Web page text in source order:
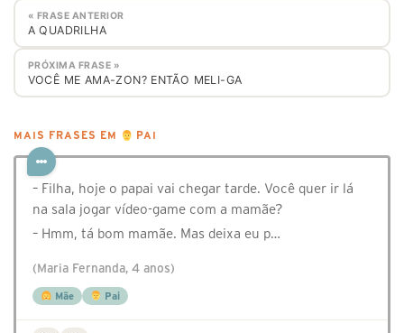
« FRASE ANTERIOR
A QUADRILHA
PRÓXIMA FRASE »
VOCÊ ME AMA-ZON? ENTÃO MELI-GA
MAIS FRASES EM PAI
– Filha, hoje o papai vai chegar tarde. Você quer ir lá
na sala jogar vídeo-game com a mamãe?⠀
– Hmm, tá bom mamãe. Mas deixa eu p…
(Maria Fernanda, 4 anos)
Mãe Pai